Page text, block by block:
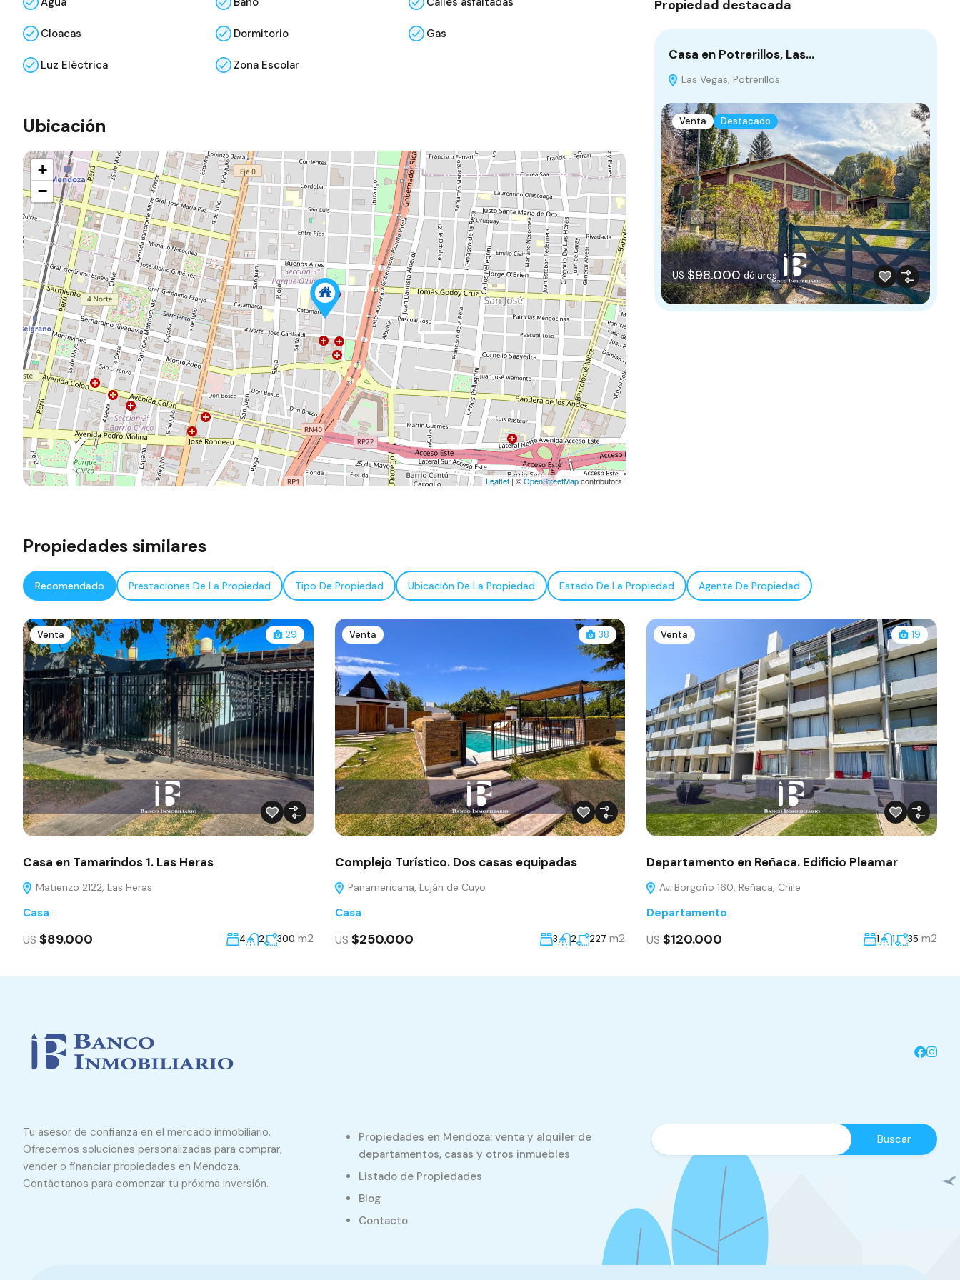
Cloacas Dormitorio Gas
Luz Eléctrica Zona Escolar
Ubicación
+
−
Leaflet| ©OpenStreetMapcontributors
Propiedad destacada
Casa en Potrerillos, Las…
Las Vegas, Potrerillos
Venta Destacado
US $98.000 dólares
Propiedades similares
Recomendado Prestaciones De La Propiedad Tipo De Propiedad Ubicación De La Propiedad Estado De La Propiedad Agente De Propiedad
Venta 29
Casa en Tamarindos 1. Las Heras
Matienzo 2122, Las Heras
Casa
US $89.000 4 2 300 m2
Venta 38
Complejo Turístico. Dos casas equipadas
Panamericana, Luján de Cuyo
Casa
US $250.000 3 2 227 m2
Venta 19
Departamento en Reñaca. Edificio Pleamar
Av. Borgoño 160, Reñaca, Chile
Departamento
US $120.000 1 1 35 m2
Tu asesor de confianza en el mercado inmobiliario.
Ofrecemos soluciones personalizadas para comprar,
vender o financiar propiedades en Mendoza.
Contáctanos para comenzar tu próxima inversión.
Propiedades en Mendoza: venta y alquiler de
departamentos, casas y otros inmuebles
Listado de Propiedades
Blog
Contacto